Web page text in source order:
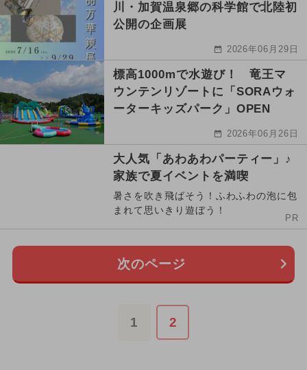
川・加賀温泉郷の科学館で北陸初
公開の企画展
2026年06月29日
標高1000mで水遊び！ 竜王マ
ウンテンリゾートに「SORAウォ
ーターキッズパーク」OPEN
2026年06月26日
大人気「あわあわパーティー」♪
家族で夏イベントを満喫
暑さを吹き飛ばそう！ふわふわの泡に包
まれて思いきり遊ぼう！
PR
次のページ
1 2